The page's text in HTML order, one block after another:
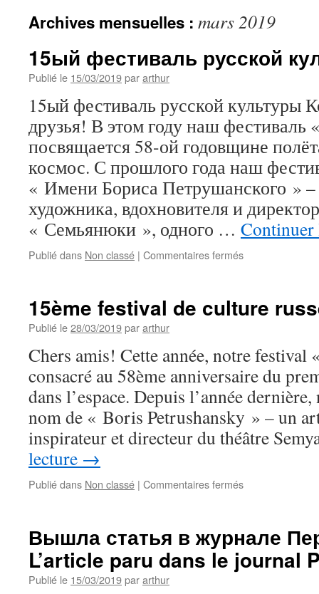
Archives mensuelles : mars 2019
15ый фестиваль русской
Publié le 15/03/2019pararthur
15ый фестиваль русской культуры
друзья! В этом году наш
посвящается 58-ой годовщине
космос. С прошлого года наш
« Имени Бориса Петрушанского » –
художника, вдохновителя и
« Семьянюки », одного …
Publié dans Non classé | Commentaires ferméssur
культуры
15ème festival de culture
Publié le28/03/2019pararthur
Chers amis! Cette année, notre festival
consacré au 58ème anniversaire du
dans l’espace. Depuis l’année
nom de « Boris Petrushansky » – un
inspirateur et directeur du théâtre
lecture →
Publié dans Non classé | Commentaires ferméssur
culture
russe
Cosmos
Вышла статья в журнале
L’article paru dans le journal
Publié le 15/03/2019pararthur